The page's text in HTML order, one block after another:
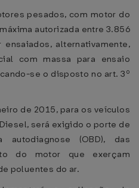
pesados, com motor do
autorizada entre 3.856
alternativamente,
com massa para ensaio
se o disposto no art. 3º
de 2015, para os veículos
será exigido o porte de
autodiagnose (OBD), das
do motor que exerçam
poluentes do ar.